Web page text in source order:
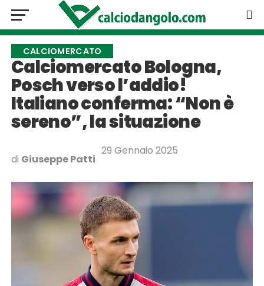
CALCIOMERCATO
Calciomercato Bologna,
Posch verso l’addio!
Italiano conferma: “Non è
sereno”, la situazione
di Giuseppe Patti
29 Gennaio 2025